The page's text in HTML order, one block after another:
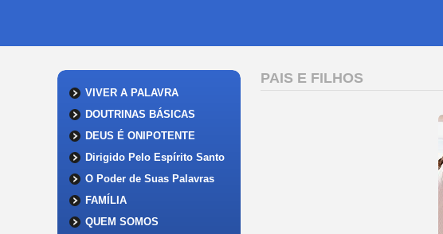
VIVER A PALAVRA
DOUTRINAS BÁSICAS
DEUS É ONIPOTENTE
Dirigido Pelo Espírito Santo
O Poder de Suas Palavras
FAMÍLIA
QUEM SOMOS
PAIS E FILHOS